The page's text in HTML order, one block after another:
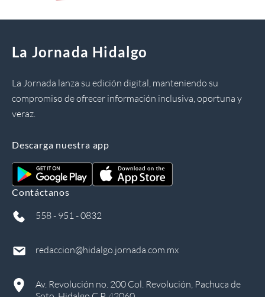
La Jornada Hidalgo
La Jornada lanza su edición digital, manteniendo su
compromiso de ofrecer información inclusiva, oportuna y
veraz.
Descarga nuestra app
Contáctanos
558 - 951 - 0832
redaccion@hidalgo.jornada.com.mx
Av. Revolución no. 200 Col. Revolución, Pachuca de